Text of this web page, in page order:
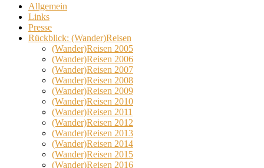
Allgemein
Links
Presse
Rückblick: (Wander)Reisen
(Wander)Reisen 2005
(Wander)Reisen 2006
(Wander)Reisen 2007
(Wander)Reisen 2008
(Wander)Reisen 2009
(Wander)Reisen 2010
(Wander)Reisen 2011
(Wander)Reisen 2012
(Wander)Reisen 2013
(Wander)Reisen 2014
(Wander)Reisen 2015
(Wander)Reisen 2016